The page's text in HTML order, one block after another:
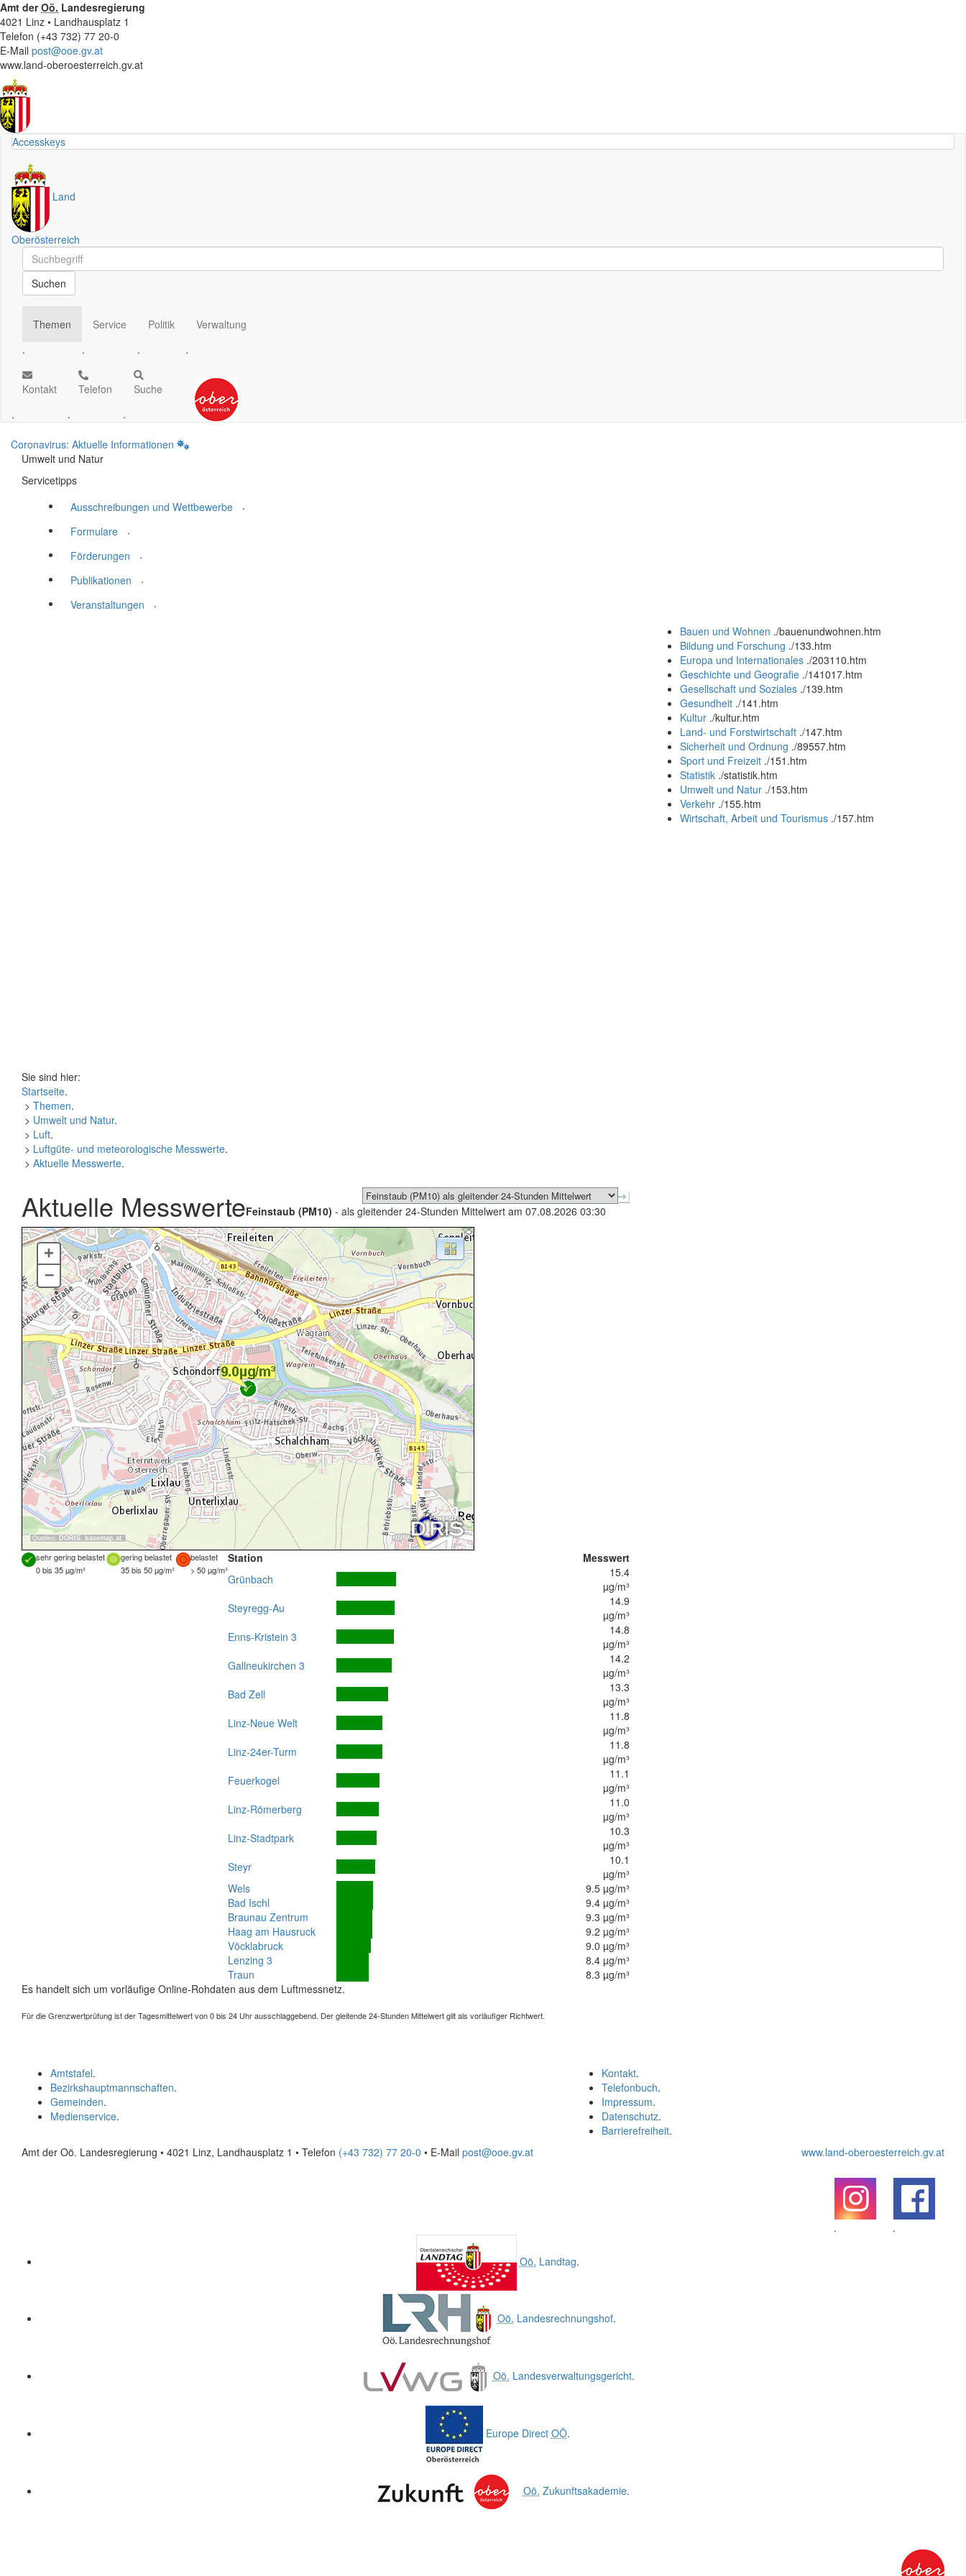
Amt derOö. Landesregierung
4021 Linz • Landhausplatz 1
Telefon (+43 732) 77 20-0
E-Mail post@ooe.gv.at
www.land-oberoesterreich.gv.at
Accesskeys
Land
Oberösterreich
Schnellsuche
Schnellsuche
Suchen
Themen
.
Service
.
Politik
.
Verwaltung
.
Kontakt
.
Telefon
.
Suche
.
Coronavirus: Aktuelle Informationen
Umwelt und Natur
Servicetipps
Ausschreibungen und Wettbewerbe
.
Formulare
.
Förderungen
.
Publikationen
.
Veranstaltungen
.
Bauen und Wohnen ./bauenundwohnen.htm
Bildung und Forschung ./133.htm
Europa und Internationales ./203110.htm
Geschichte und Geografie ./141017.htm
Gesellschaft und Soziales ./139.htm
Gesundheit ./141.htm
Kultur ./kultur.htm
Land- und Forstwirtschaft ./147.htm
Sicherheit und Ordnung ./89557.htm
Sport und Freizeit ./151.htm
Statistik ./statistik.htm
Umwelt und Natur ./153.htm
Verkehr ./155.htm
Wirtschaft, Arbeit und Tourismus ./157.htm
Sie sind hier:
Startseite.
> Themen.
> Umwelt und Natur.
> Luft.
> Luftgüte- und meteorologische Messwerte.
> Aktuelle Messwerte.
Aktuelle MesswerteFeinstaub (PM10) - als gleitender 24-Stunden Mittelwert am 07.08.2026 03:30
Quellen: DORIS, basemap.at
+
–
sehr gering belastet gering belastet
belastet
0 bis 35 µg/m³
35 bis 50 µg/m³ > 50 µg/m³
Station
Messwert
Grünbach
15.4
µg/m³
Steyregg-Au
14.9
µg/m³
Enns-Kristein 3
14.8
µg/m³
Gallneukirchen 3
14.2
µg/m³
Bad Zell
13.3
µg/m³
Linz-Neue Welt
11.8
µg/m³
Linz-24er-Turm
11.8
µg/m³
Feuerkogel
11.1
µg/m³
Linz-Römerberg
11.0
µg/m³
Linz-Stadtpark
10.3
µg/m³
Steyr
10.1
µg/m³
Wels
9.5 µg/m³
Bad Ischl
9.4 µg/m³
Braunau Zentrum
9.3 µg/m³
Haag am Hausruck
9.2 µg/m³
Vöcklabruck
9.0 µg/m³
Lenzing 3
8.4 µg/m³
Traun
8.3 µg/m³
Es handelt sich um vorläufige Online-Rohdaten aus dem Luftmessnetz.
Für die Grenzwertprüfung ist der Tagesmittelwert von 0 bis 24 Uhr ausschlaggebend. Der gleitende 24-Stunden Mittelwert gilt als vorläufiger Richtwert.
Kontakt.
Telefonbuch.
Impressum.
Datenschutz.
Barrierefreiheit.
Amtstafel.
Bezirkshauptmannschaften.
Gemeinden.
Medienservice.
Amt der Oö. Landesregierung • 4021 Linz, Landhausplatz 1 • Telefon (+43 732) 77 20-0 • E-Mail post@ooe.gv.at www.land-oberoesterreich.gv.at
.
.
Oö. Landtag.
Oö. Landesrechnungshof.
Oö. Landesverwaltungsgericht.
Europe Direct OÖ.
Oö. Zukunftsakademie.